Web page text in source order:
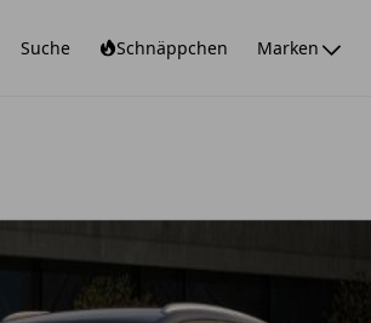
Suche Schnäppchen Marken